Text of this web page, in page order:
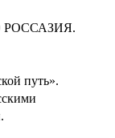
РОССАЗИЯ.
путь».